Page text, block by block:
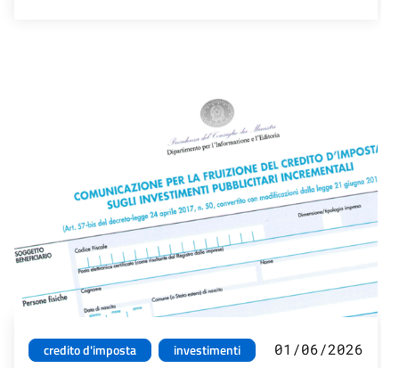
credito d'imposta
investimenti
01/06/2026